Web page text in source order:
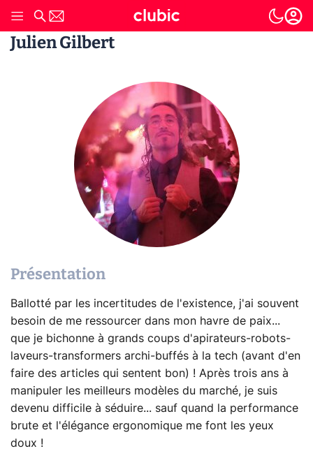
Julien Gilbert
Présentation
Ballotté par les incertitudes de l'existence, j'ai souvent
besoin de me ressourcer dans mon havre de paix...
que je bichonne à grands coups d'apirateurs-robots-
laveurs-transformers archi-buffés à la tech (avant d'en
faire des articles qui sentent bon) ! Après trois ans à
manipuler les meilleurs modèles du marché, je suis
devenu difficile à séduire... sauf quand la performance
brute et l'élégance ergonomique me font les yeux
doux !